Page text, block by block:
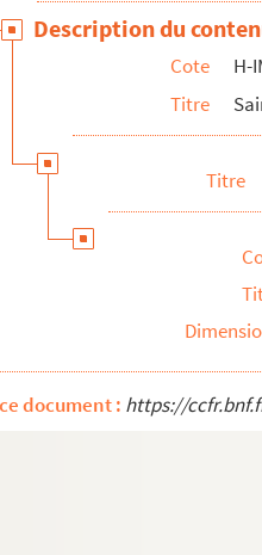
Description du
Cote
H-
Titre
Titre
document : https://